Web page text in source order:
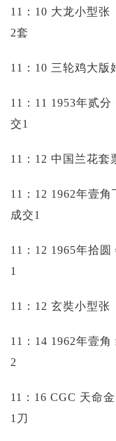
11：10 大龙小型张
2套
11：10 三轮鸡大版
11：11 1953年贰
交1
11：12 中国兰花套
11：12 1962年壹
成交1
11：12 1965年拾
1
11：12 玄奘小型张
11：14 1962年壹
2
11：16 CGC 天命
1刀